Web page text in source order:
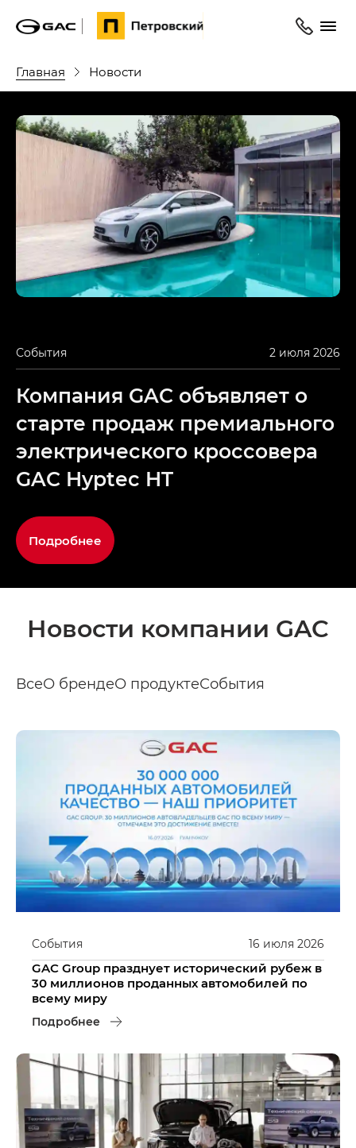
Главная Новости
События 2 июля 2026
Компания GAC объявляет о
старте продаж премиального
электрического кроссовера
GAC Hyptec HT
Подробнее
Новости компании GAC
ВсеО брендеО продуктеСобытия
16 июля 2026
События
GAC Group празднует исторический рубеж в
30 миллионов проданных автомобилей по
всему миру
Подробнее